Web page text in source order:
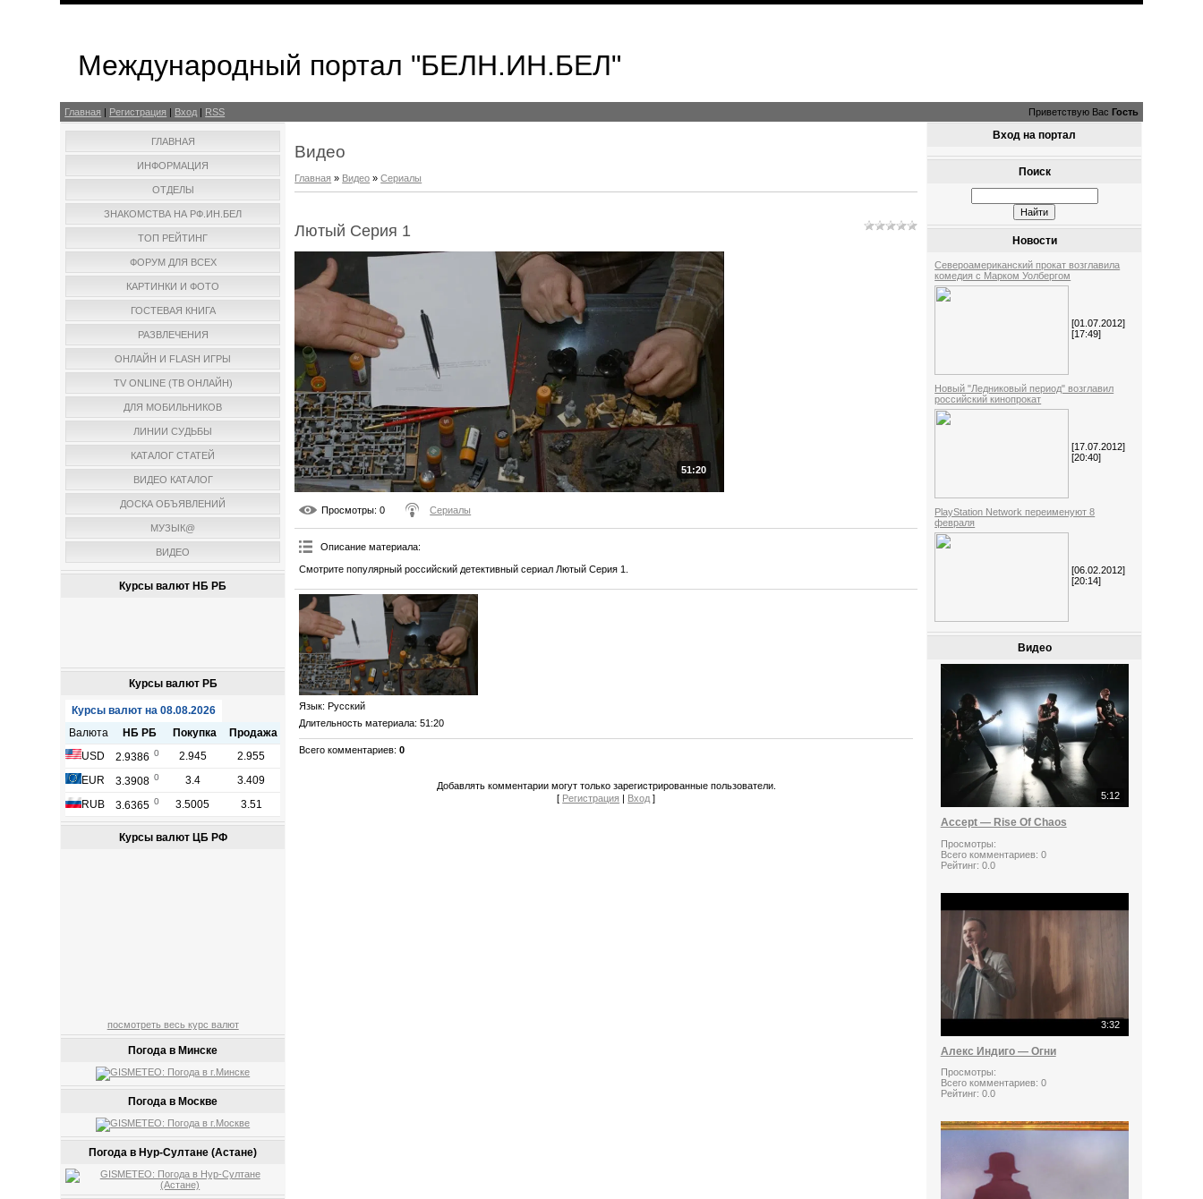
Международный портал "БЕЛН.ИН.БЕЛ"
Главная | Регистрация | Вход | RSS Приветствую Вас Гость
ГЛАВНАЯ
ИНФОРМАЦИЯ
ОТДЕЛЫ
ЗНАКОМСТВА НА РФ.ИН.БЕЛ
ТОП РЕЙТИНГ
ФОРУМ ДЛЯ ВСЕХ
КАРТИНКИ И ФОТО
ГОСТЕВАЯ КНИГА
РАЗВЛЕЧЕНИЯ
ОНЛАЙН И FLASH ИГРЫ
TV ONLINE (ТВ ОНЛАЙН)
ДЛЯ МОБИЛЬНИКОВ
ЛИНИИ СУДЬБЫ
КАТАЛОГ СТАТЕЙ
ВИДЕО КАТАЛОГ
ДОСКА ОБЪЯВЛЕНИЙ
МУЗЫК@
ВИДЕО
Курсы валют НБ РБ
Курсы валют РБ
Курсы валют ЦБ РФ
посмотреть весь курс валют
Погода в Минске
Погода в Москве
Погода в Нур-Султане (Астане)
Видео
Главная » Видео »Сериалы
Лютый Серия 1
51:20
Просмотры: 0 Сериалы
Описание материала:
Смотрите популярный российский детективный сериал Лютый Серия 1.
Язык: Русский
Длительность материала: 51:20
Всего комментариев:0
Добавлять комментарии могут только зарегистрированные пользователи.
[ Регистрация | Вход ]
Вход на портал
Поиск
Новости
Североамериканский прокат возглавила
комедия с Марком Уолбергом
[01.07.2012]
[17:49]
Новый "Ледниковый период" возглавил
российский кинопрокат
[17.07.2012]
[20:40]
PlayStation Network переименуют 8
февраля
[06.02.2012]
[20:14]
Видео
5:12
Accept — Rise Of Chaos
Просмотры:
Всего комментариев: 0
Рейтинг: 0.0
3:32
Алекс Индиго — Огни
Просмотры:
Всего комментариев: 0
Рейтинг: 0.0